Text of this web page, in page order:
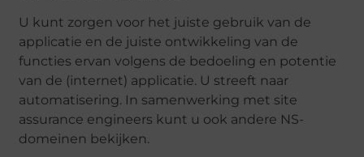
U kunt zorgen voor het juiste gebruik van de
applicatie en de juiste ontwikkeling van de
functies ervan volgens de bedoeling en potentie
van de (internet) applicatie. U streeft naar
automatisering. In samenwerking met site
assurance engineers kunt u ook andere NS-
domeinen bekijken.